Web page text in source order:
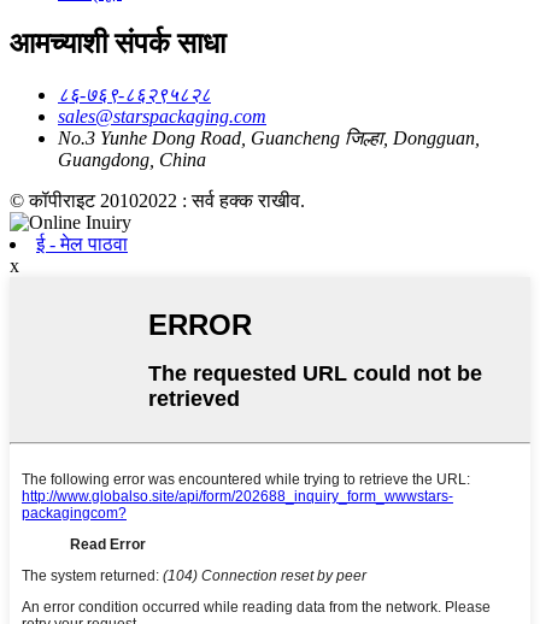
आमच्याशी संपर्क साधा
८६-७६९-८६२९५८२८
sales@starspackaging.com
No.3 Yunhe Dong Road, Guancheng जिल्हा, Dongguan,
Guangdong, China
© कॉपीराइट 20102022 : सर्व हक्क राखीव.
ई - मेल पाठवा
x